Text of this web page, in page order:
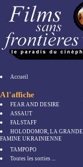
Accueil
A l'affiche
FEAR AND DESIRE
ASSAUT
FALSTAFF
HOLODOMOR, LA GRANDE
FAMINE UKRAINIENNE
TAMPOPO
Toutes les sorties ...